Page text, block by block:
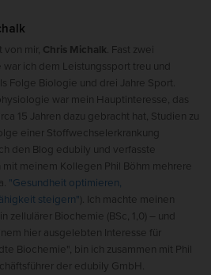
von mir, Chris Michalk. Fast zwei
war ich dem Leistungssport treu und
Folge Biologie und drei Jahre Sport.
war mein Hauptinteresse, das
15 Jahren dazu gebracht hat, Studien zu
einer Stoffwechselerkrankung
den Blog edubily und verfasste
mit meinem Kollegen Phil Böhm mehrere
"Gesundheit optimieren,
steigern"). Ich machte meinen
zellulärer Biochemie (BSc, 1,0) – und
hier ausgelebten Interesse für
Biochemie", bin ich zusammen mit Phil
der edubily GmbH.